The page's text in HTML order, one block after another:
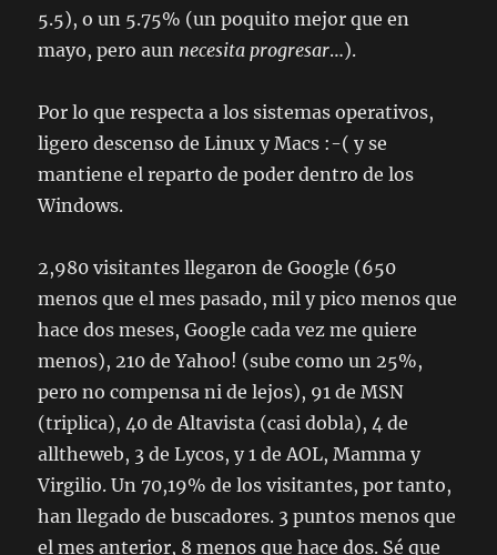
5.5), o un 5.75% (un poquito mejor que en
mayo, pero aun necesita progresar…).
Por lo que respecta a los sistemas operativos,
ligero descenso de Linux y Macs :-( y se
mantiene el reparto de poder dentro de los
Windows.
2,980 visitantes llegaron de Google (650
menos que el mes pasado, mil y pico menos que
hace dos meses, Google cada vez me quiere
menos), 210 de Yahoo! (sube como un 25%,
pero no compensa ni de lejos), 91 de MSN
(triplica), 40 de Altavista (casi dobla), 4 de
alltheweb, 3 de Lycos, y 1 de AOL, Mamma y
Virgilio. Un 70,19% de los visitantes, por tanto,
han llegado de buscadores. 3 puntos menos que
el mes anterior, 8 menos que hace dos. Sé que